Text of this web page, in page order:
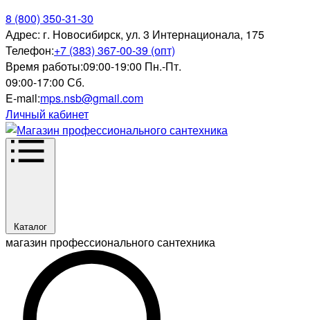
8 (800) 350-31-30
Адрес: г. Новосибирск, ул. 3 Интернационала, 175
Телефон:+7 (383) 367-00-39 (опт)
Время работы:09:00-19:00 Пн.-Пт.
09:00-17:00 Сб.
E-mail:mps.nsb@gmail.com
Личный кабинет
Каталог
магазин профессионального сантехника